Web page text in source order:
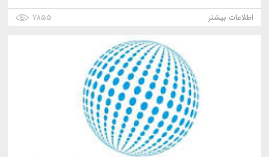
اطلاعات بیشتر
۷۸۵۵